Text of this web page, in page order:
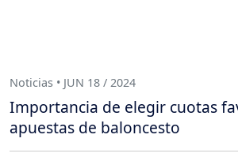
Noticias • JUN 18 / 2024
Importancia de elegir cuotas
apuestas de baloncesto